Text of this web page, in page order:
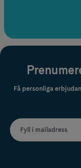
Få personliga
Fyll i mailadress